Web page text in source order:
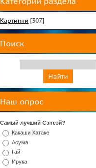
Картинки [307]
Поиск
Наш опрос
Самый лучший Сэнсэй?
Какаши Хатаке
Асума
Гай
Ирука